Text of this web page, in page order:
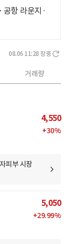
항 라운지·
08.06 11:28 장중
거래량
4,550
+30%
피부 시장
5,050
+29.99%